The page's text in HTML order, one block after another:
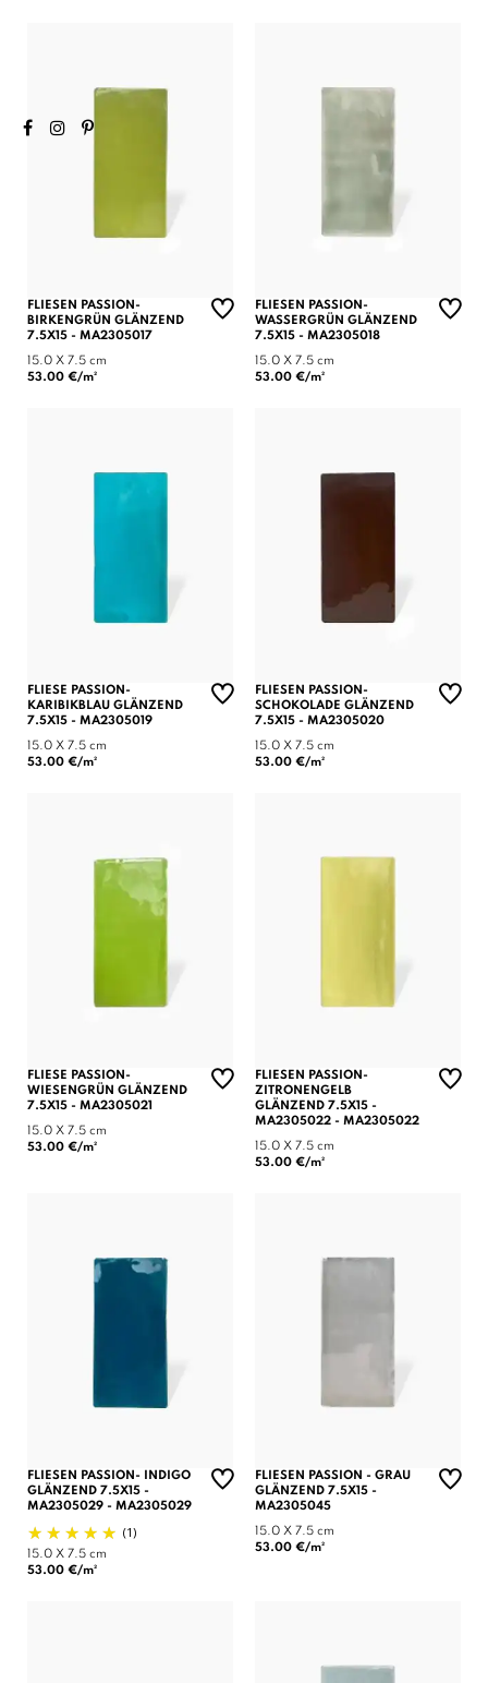
FLIESEN PASSION-
BIRKENGRÜN GLÄNZEND
7.5X15 - MA2305017
15.0 X 7.5 cm
53.00 €/m²
FLIESEN PASSION-
WASSERGRÜN GLÄNZEND
7.5X15 - MA2305018
15.0 X 7.5 cm
53.00 €/m²
FLIESE PASSION-
KARIBIKBLAU GLÄNZEND
7.5X15 - MA2305019
15.0 X 7.5 cm
53.00 €/m²
FLIESEN PASSION-
SCHOKOLADE GLÄNZEND
7.5X15 - MA2305020
15.0 X 7.5 cm
53.00 €/m²
FLIESE PASSION-
WIESENGRÜN GLÄNZEND
7.5X15 - MA2305021
15.0 X 7.5 cm
53.00 €/m²
FLIESEN PASSION-
ZITRONENGELB
GLÄNZEND 7.5X15 -
MA2305022 - MA2305022
15.0 X 7.5 cm
53.00 €/m²
FLIESEN PASSION- INDIGO
GLÄNZEND 7.5X15 -
MA2305029 - MA2305029
(1)
15.0 X 7.5 cm
53.00 €/m²
FLIESEN PASSION - GRAU
GLÄNZEND 7.5X15 -
MA2305045
15.0 X 7.5 cm
53.00 €/m²